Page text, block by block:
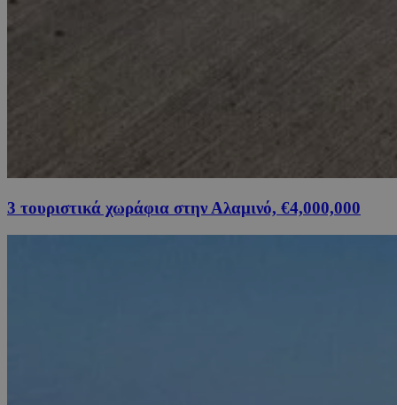
3 τουριστικά χωράφια στην Αλαμινό, €4,000,000